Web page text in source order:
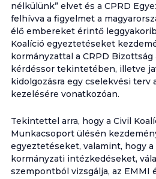
nélkülünk” elvet és a CPRD
felhívva a figyelmet a
élő embereket érintő
Koalíció egyeztetéseket
kormányzattal a CRPD
kérdéssor tekintetében, illetve
kidolgozásra egy cselekvési
kezelésére vonatkozóan.
Tekintettel arra, hogy a Civil
Munkacsoport ülésén
egyeztetéseket, valamint, hogy a
kormányzati intézkedéseket,
szempontból vizsgálja, az EMMI